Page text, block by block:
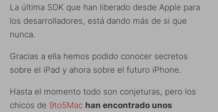
La última SDK que han liberado desde Apple para
los desarrolladores, está dando más de si que
nunca.
Gracias a ella hemos podido conocer secretos
sobre el iPad y ahora sobre el futuro iPhone.
Hasta el momento todo son conjeturas, pero los
chicos de 9to5Mac han encontrado unos